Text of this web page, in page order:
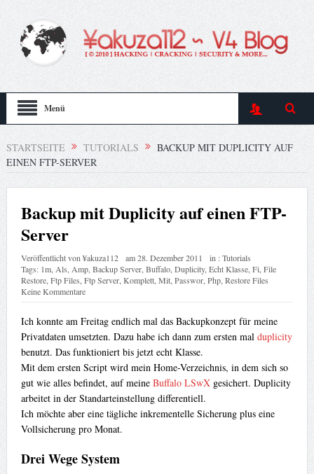
Menü
STARTSEITE TUTORIALS
BACKUP MIT DUPLICITY AUF
EINEN FTP-SERVER
Backup mit Duplicity auf einen FTP-
Server
Veröffentlicht von¥akuza112 am28. Dezember 2011 in :Tutorials
Tags: 1m, Als Amp, Backup Server, Buffalo, Duplicity, Echt Klasse, Fi File
Restore, Ftp Files Ftp Server, Komplett, Mit, Passwor, Php, Restore Files
Keine Kommentare
Ich konnte am Freitag endlich mal das Backupkonzept für meine
Privatdaten umsetzten. Dazu habe ich dann zum ersten mal duplicity
benutzt. Das funktioniert bis jetzt echt Klasse.
Mit dem ersten Script wird mein Home-Verzeichnis, in dem sich so
gut wie alles befindet, auf meine Buffalo LSwXgesichert. Duplicity
arbeitet in der Standarteinstellung differentiell.
Ich möchte aber eine tägliche inkrementelle Sicherung plus eine
Vollsicherung pro Monat.
Drei Wege System